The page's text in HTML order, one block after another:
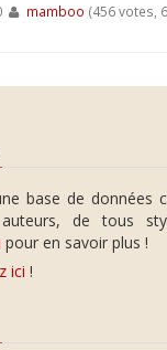
mamboo (456 votes,
base de données
de tous
pour en savoir plus !
ici !